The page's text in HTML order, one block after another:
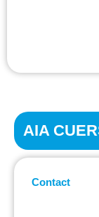
AIA
Contact